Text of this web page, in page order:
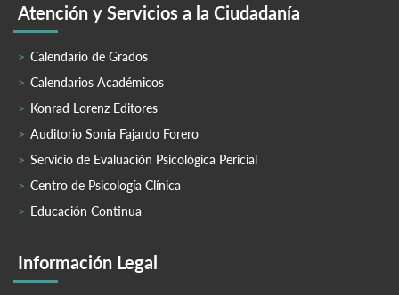
Atención y Servicios a la Ciudadanía
Calendario de Grados
Calendarios Académicos
Konrad Lorenz Editores
Auditorio Sonia Fajardo Forero
Servicio de Evaluación Psicológica Pericial
Centro de Psicología Clínica
Educación Continua
Información Legal